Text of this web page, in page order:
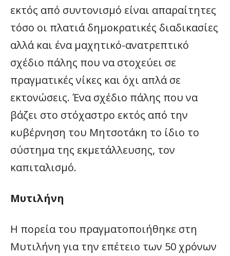
εκτός από συντονισμό είναι απαραίτητες
τόσο οι πλατιά δημοκρατικές διαδικασίες
αλλά και ένα μαχητικό-ανατρεπτικό
σχέδιο πάλης που να στοχεύει σε
πραγματικές νίκες και όχι απλά σε
εκτονώσεις. Ένα σχέδιο πάλης που να
βάζει στο στόχαστρο εκτός από την
κυβέρνηση του Μητσοτάκη το ίδιο το
σύστημα της εκμετάλλευσης, τον
καπιταλισμό.
Μυτιλήνη
Η πορεία του πραγματοποιήθηκε στη
Μυτιλήνη για την επέτειο των 50 χρόνων